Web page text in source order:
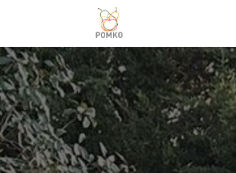
Overslaan naar inhoud